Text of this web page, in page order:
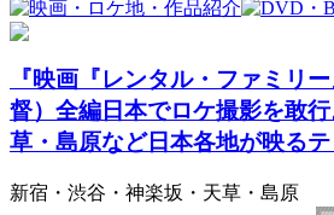
『映画『レンタル・ファミリ
督）全編日本でロケ撮影を敢
草・島原など日本各地が映るテ
新宿・渋谷・神楽坂・天草・島原